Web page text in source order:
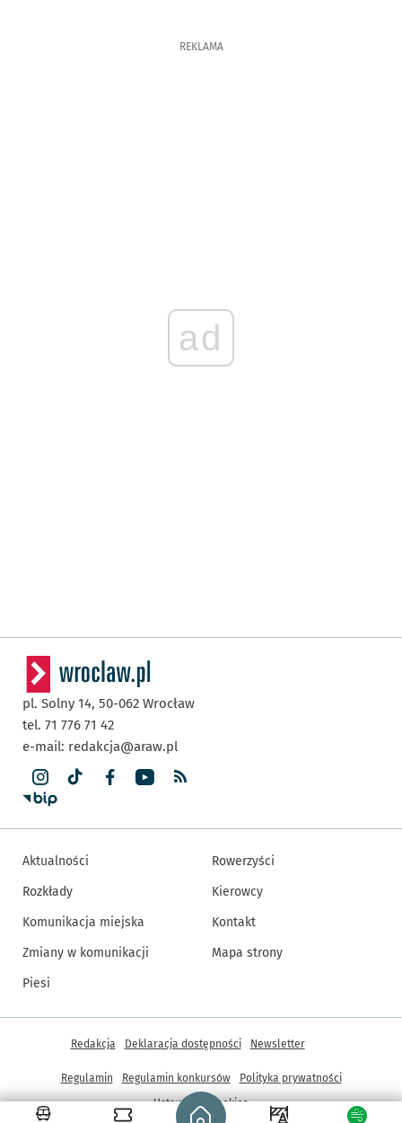
REKLAMA
ad
Strona główna - wroclaw.pl
pl. Solny 14, 50-062 Wrocław
tel. 71 776 71 42
e-mail: redakcja@araw.pl
Aktualności
Rozkłady
Komunikacja miejska
Zmiany w komunikacji
Piesi
Rowerzyści
Kierowcy
Kontakt
Mapa strony
Inne informacje
Redakcja Deklaracja dostępności Newsletter
Regulamin Regulamin konkursów
Polityka prywatności
Ustawienia cookies